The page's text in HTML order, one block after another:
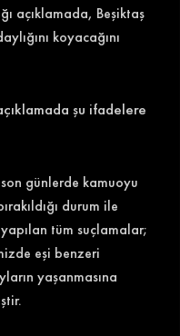
açıklamada, Beşiktaş
koyacağını
şu ifadelere
son günlerde kamuoyu
durum ile
yapılan tüm suçlamalar;
eşi benzeri
yaşanmasına